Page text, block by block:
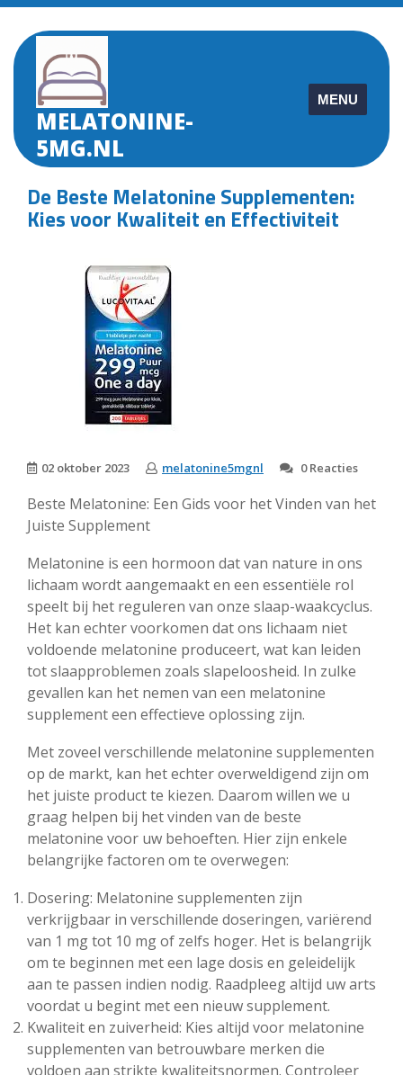
Skip
content
MELATONINE-
5MG.NL
MENU
De Beste Melatonine Supplementen:
Kies voor Kwaliteit en Effectiviteit
02 oktober 2023 melatonine5mgnl 0 Reacties
Beste Melatonine: Een Gids voor het Vinden van het
Juiste Supplement
Melatonine is een hormoon dat van nature in ons
lichaam wordt aangemaakt en een essentiële rol
speelt bij het reguleren van onze slaap-waakcyclus.
Het kan echter voorkomen dat ons lichaam niet
voldoende melatonine produceert, wat kan leiden
tot slaapproblemen zoals slapeloosheid. In zulke
gevallen kan het nemen van een melatonine
supplement een effectieve oplossing zijn.
Met zoveel verschillende melatonine supplementen
op de markt, kan het echter overweldigend zijn om
het juiste product te kiezen. Daarom willen we u
graag helpen bij het vinden van de beste
melatonine voor uw behoeften. Hier zijn enkele
belangrijke factoren om te overwegen:
Dosering: Melatonine supplementen zijn
verkrijgbaar in verschillende doseringen, variërend
van 1 mg tot 10 mg of zelfs hoger. Het is belangrijk
om te beginnen met een lage dosis en geleidelijk
aan te passen indien nodig. Raadpleeg altijd uw arts
voordat u begint met een nieuw supplement.
Kwaliteit en zuiverheid: Kies altijd voor melatonine
supplementen van betrouwbare merken die
voldoen aan strikte kwaliteitsnormen. Controleer